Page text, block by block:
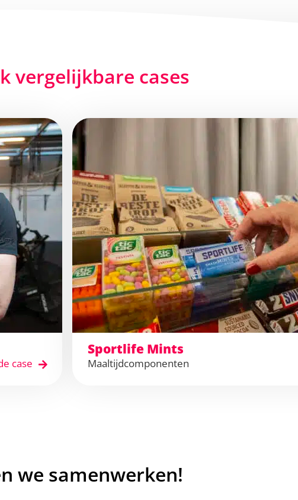
vergelijkbare cases
case
Sportlife Mints
Maaltijdcomponenten
we samenwerken!